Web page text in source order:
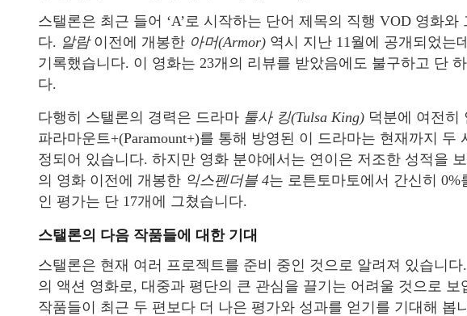
스탤론은 최근 들어 ‘A’로 시작하는 단어 제목의 직행 VOD 영화
다. 알람이전에 개봉한 아머(Armor) 역시 지난 11월에 공개되었는
기록했습니다. 이 영화는 23개의 리뷰를 받았음에도 불구하고 단
다.
다행히 스탤론의 경력은 드라마 툴사 킹(Tulsa King) 덕분에 여전히
파라마운트+(Paramount+)를 통해 방영된 이 드라마는 현재까지
정되어 있습니다. 하지만 영화 분야에서는 연이은 저조한 성적을
의 영화 이전에 개봉한 익스펜더블 4는 로튼토마토에서 간신히
인 평가는 단 17개에 그쳤습니다.
스탤론의 다음 작품들에 대한 기대
스탤론은 현재 여러 프로젝트를 준비 중인 것으로 알려져 있습니
의 액션 영화로, 대중과 평단의 큰 관심을 끌기는 어려울 것으로
작품들이 최근 두 편보다 더 나은 평가와 성과를 얻기를 기대해 봅